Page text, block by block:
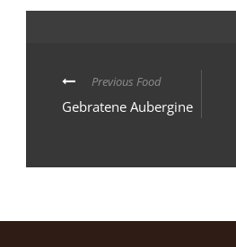
Previous Food
Gebratene Aubergine